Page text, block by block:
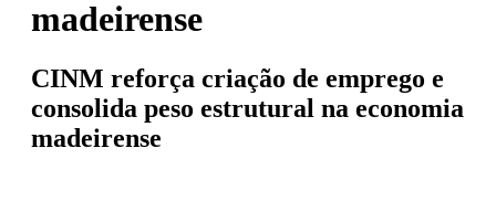
22-07-2026
Portugal regista melhor classificação de sempre
na Lista Branca do Paris MoU...
O
madeirense
CINM reforça criação de emprego e
consolida peso estrutural na economia
madeirense